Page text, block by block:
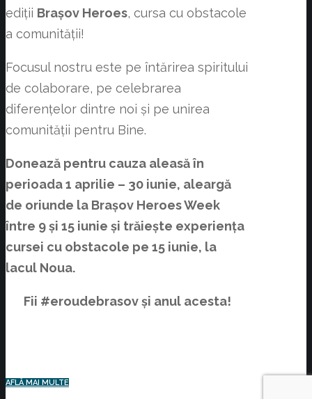
ediții Brașov Heroes, cursa cu obstacole
a comunității!
Focusul nostru este pe întărirea spiritului
de colaborare, pe celebrarea
diferențelor dintre noi și pe unirea
comunității pentru Bine.
Donează pentru cauza aleasă în
perioada 1 aprilie – 30 iunie, aleargă
de oriunde la Brașov Heroes Week
între 9 și 15 iunie și trăiește experiența
cursei cu obstacole pe 15 iunie, la
lacul Noua.
Fii #eroudebrasov și anul acesta!
AFLĂ MAI MULTE